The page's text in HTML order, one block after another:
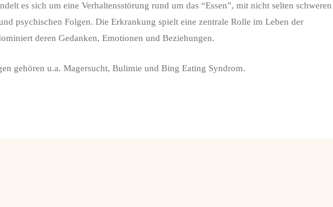
es sich um eine Verhaltensstörung rund um das “Essen”, mit nicht selten schweren
psychischen Folgen. Die Erkrankung spielt eine zentrale Rolle im Leben der
deren Gedanken, Emotionen und Beziehungen.
gehören u.a. Magersucht, Bulimie und Bing Eating Syndrom.